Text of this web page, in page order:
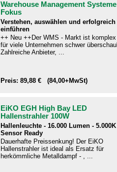
Warehouse Management
Fokus
Verstehen, auswählen und erfolgreich
einführen
++ Neu ++Der WMS - Markt ist komplex
für viele Unternehmen schwer
Zahlreiche Anbieter, ...
Preis: 89,88 € (84,00+MwSt)
EiKO EGH High Bay LED
Hallenstrahler 100W
Hallenleuchte - 16.000 Lumen -
Sensor Ready
Dauerhafte Preissenkung! Der EiKO
Hallenstrahler ist ideal als Ersatz für
herkömmliche Metalldampf - , ...